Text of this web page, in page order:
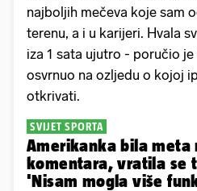
najboljih mečeva koje sam
terenu, a i u karijeri. Hvala
iza 1 sata ujutro - poručio
osvrnuo na ozljedu o kojoj
otkrivati.
SVIJET SPORTA
Amerikanka bila meta
komentara, vratila se
'Nisam mogla više